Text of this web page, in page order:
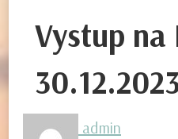
Vystup na
admin